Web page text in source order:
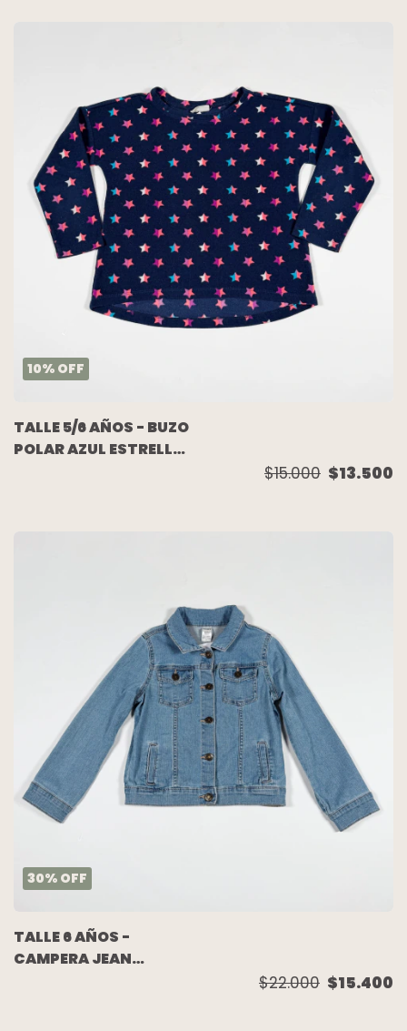
10% OFF
TALLE 5/6 AÑOS - BUZO
POLAR AZUL ESTRELLAS
$15.000 $13.500
30% OFF
TALLE 6 AÑOS -
CAMPERA JEAN
$22.000 $15.400